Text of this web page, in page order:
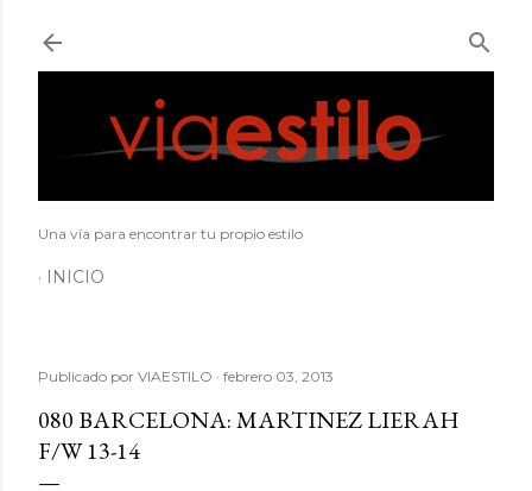
Una vía para encontrar tu propio estilo
INICIO
Publicado por VIAESTILO febrero 03, 2013
080 BARCELONA: MARTINEZ LIERAH
F/W 13-14